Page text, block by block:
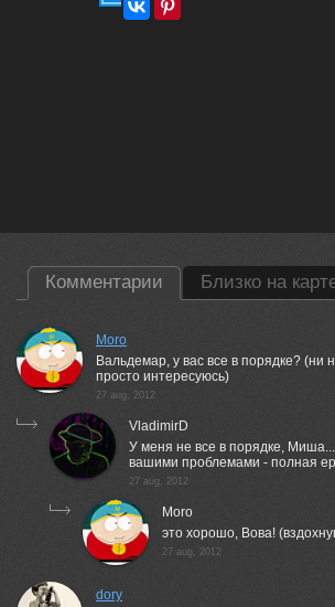
Комментарии Близко на
Moro
Вальдемар, у вас все в порядке? (ни
просто интересуюсь)
27 aug, 2012
VladimirD
У меня не все в порядке,
вашими проблемами - полная
27 aug, 2012
Moro
это хорошо, Вова!
27 aug, 2012
dory